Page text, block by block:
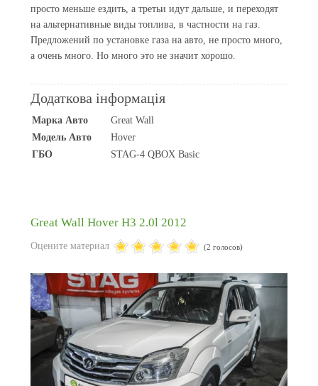
просто меньше ездить, а третьи идут дальше, и переходят
на альтернативные виды топлива, в частности на газ.
Предложений по установке газа на авто, не просто много,
а очень много. Но много это не значит хорошо.
Додаткова інформація
Марка Авто
Great Wall
Модель Авто
Hover
ГБО
STAG-4 QBOX Basic
Great Wall Hover H3 2.0l 2012
Оцените материал (2 голосов)